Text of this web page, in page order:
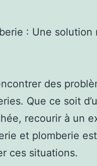
: Une solution
des
Que ce soit
recourir à un
et plomberie
ces situations.